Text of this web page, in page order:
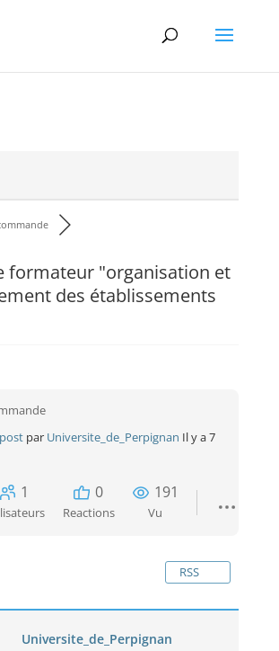
formateur "organisation et
des établissements
par Universite_de_Perpignan Il y a 7
1 0
Reactions
191
Vu
RSS
Universite_de_Perpignan